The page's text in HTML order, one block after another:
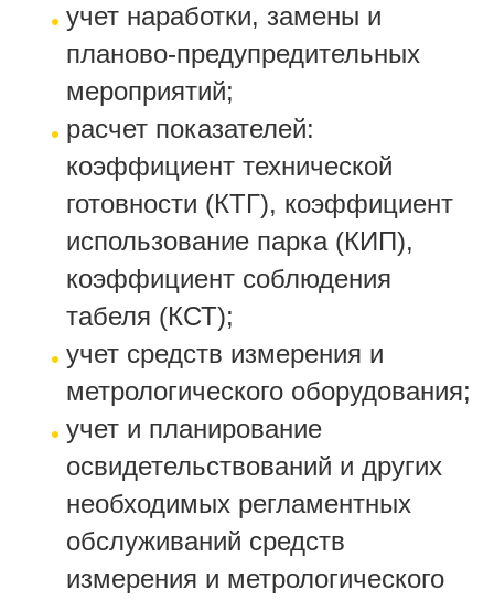
учет наработки, замены и
планово-предупредительных
мероприятий;
расчет показателей:
коэффициент технической
готовности (КТГ), коэффициент
использование парка (КИП),
коэффициент соблюдения
табеля (КСТ);
учет средств измерения и
метрологического оборудования;
учет и планирование
освидетельствований и других
необходимых регламентных
обслуживаний средств
измерения и метрологического